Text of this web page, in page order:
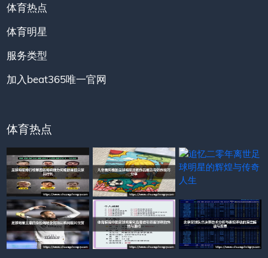
体育热点
体育明星
服务类型
加入beat365唯一官网
体育热点